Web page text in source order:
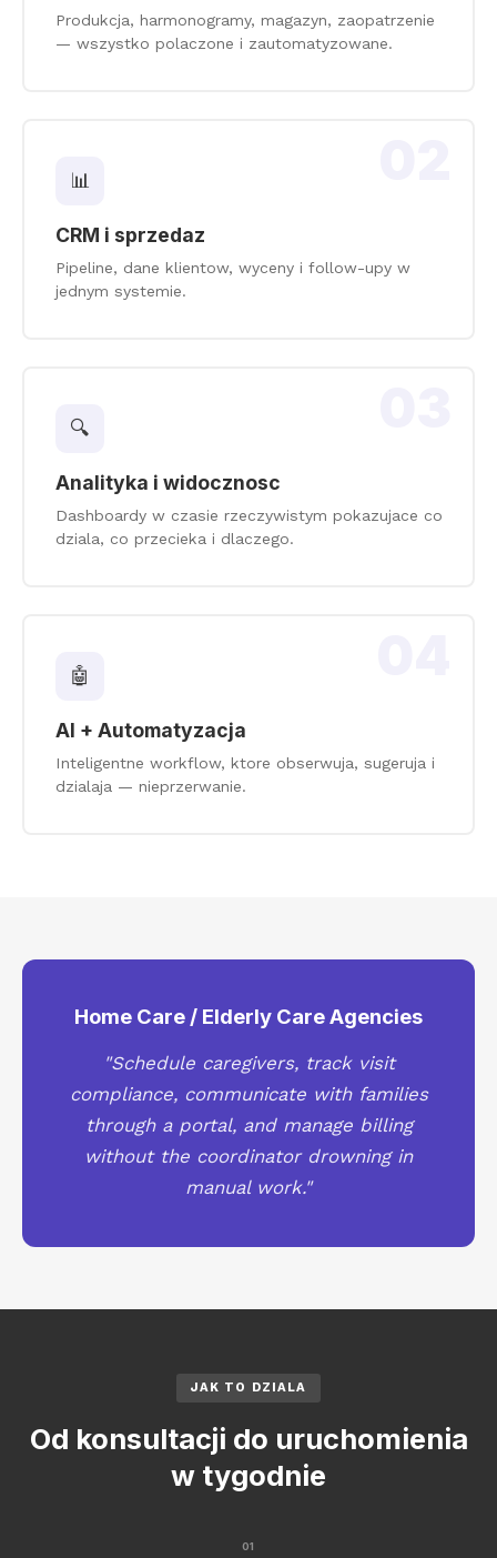
Produkcja, harmonogramy, magazyn, zaopatrzenie
— wszystko polaczone i zautomatyzowane.
📊
CRM i sprzedaz
Pipeline, dane klientow, wyceny i follow-upy w
jednym systemie.
🔍
Analityka i widocznosc
Dashboardy w czasie rzeczywistym pokazujace co
dziala, co przecieka i dlaczego.
🤖
AI + Automatyzacja
Inteligentne workflow, ktore obserwuja, sugeruja i
dzialaja — nieprzerwanie.
Home Care / Elderly Care Agencies
"Schedule caregivers, track visit
compliance, communicate with families
through a portal, and manage billing
without the coordinator drowning in
manual work."
JAK TO DZIALA
Od konsultacji do uruchomienia
w tygodnie
01